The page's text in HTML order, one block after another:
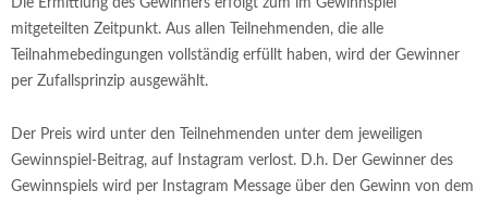
Die Ermittlung des Gewinners erfolgt zum im Gewinnspiel
mitgeteilten Zeitpunkt. Aus allen Teilnehmenden, die alle
Teilnahmebedingungen vollständig erfüllt haben, wird der Gewinner
per Zufallsprinzip ausgewählt.
Der Preis wird unter den Teilnehmenden unter dem jeweiligen
Gewinnspiel-Beitrag, auf Instagram verlost. D.h. Der Gewinner des
Gewinnspiels wird per Instagram Message über den Gewinn von dem